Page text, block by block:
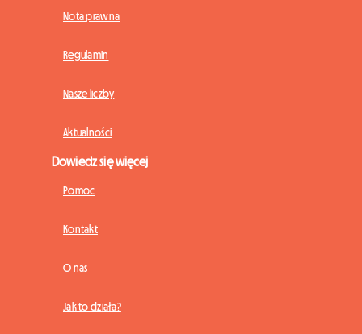
Nota prawna
Regulamin
Nasze liczby
Aktualności
Dowiedz się więcej
Pomoc
Kontakt
O nas
Jak to działa?